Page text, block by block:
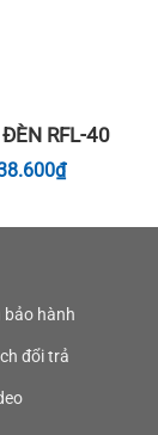
RFL-40
₫
bảo hành
đổi trả